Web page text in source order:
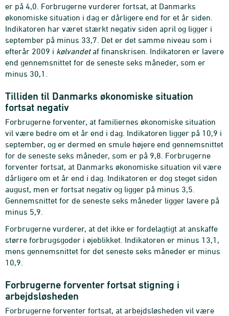
er på 4,0. Forbrugerne vurderer fortsat, at Danmarks
økonomiske situation i dag er dårligere end for et år siden.
Indikatoren har været stærkt negativ siden april og ligger i
september på minus 33,7. Det er det samme niveau som i
efterår 2009 i kølvandetaf finanskrisen. Indikatoren er lavere
end gennemsnittet for de seneste seks måneder, som er
minus 30,1.
Tilliden til Danmarks økonomiske situation
fortsat negativ
Forbrugerne forventer, at familiernes økonomiske situation
vil være bedre om et år end i dag. Indikatoren ligger på 10,9 i
september, og er dermed en smule højere end gennemsnittet
for de seneste seks måneder, som er på 9,8. Forbrugerne
forventer fortsat, at Danmarks økonomiske situation vil være
dårligere om et år end i dag. Indikatoren er dog steget siden
august, men er fortsat negativ og ligger på minus 3,5.
Gennemsnittet for de seneste seks måneder ligger lavere på
minus 5,9.
Forbrugerne vurderer, at det ikke er fordelagtigt at anskaffe
større forbrugsgoder i øjeblikket. Indikatoren er minus 13,1,
mens gennemsnittet for det seneste seks måneder er minus
10,9.
Forbrugerne forventer fortsat stigning i
arbejdsløsheden
Forbrugerne forventer fortsat, at arbejdsløsheden vil være